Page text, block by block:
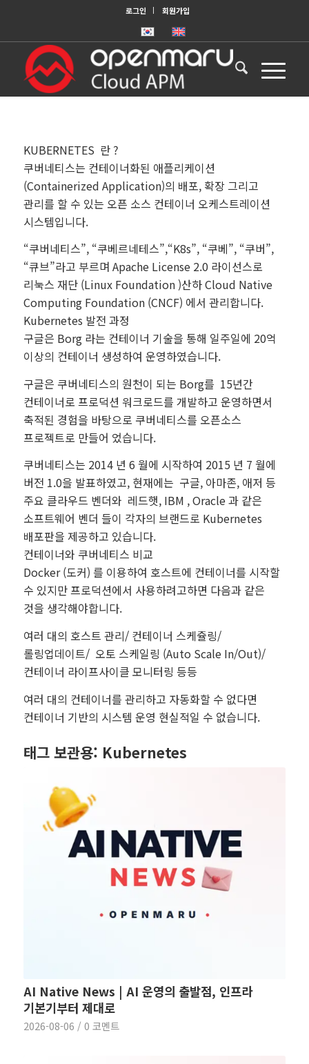
로그인 회원가입
KUBERNETES 란 ?
쿠버네티스는 컨테이너화된 애플리케이션
(Containerized Application)의 배포, 확장 그리고
관리를 할 수 있는 오픈 소스 컨테이너 오케스트레이션
시스템입니다.
“쿠버네티스”, “쿠베르네테스”,“K8s”, “쿠베”, “쿠버”,
“큐브”라고 부르며 Apache License 2.0 라이선스로
리눅스 재단 (Linux Foundation )산하 Cloud Native
Computing Foundation (CNCF) 에서 관리합니다.
Kubernetes 발전 과정
구글은 Borg 라는 컨테이너 기술을 통해 일주일에 20억
이상의 컨테이너 생성하여 운영하였습니다.
구글은 쿠버네티스의 원천이 되는 Borg를 15년간
컨테이너로 프로덕션 워크로드를 개발하고 운영하면서
축적된 경험을 바탕으로 쿠버네티스를 오픈소스
프로젝트로 만들어 었습니다.
쿠버네티스는 2014 년 6 월에 시작하여 2015 년 7 월에
버전 1.0을 발표하였고, 현재에는 구글, 아마존, 애저 등
주요 클라우드 벤더와 레드햇, IBM , Oracle 과 같은
소프트웨어 벤더 들이 각자의 브랜드로 Kubernetes
배포판을 제공하고 있습니다.
컨테이너와 쿠버네티스 비교
Docker (도커) 를 이용하여 호스트에 컨테이너를 시작할
수 있지만 프로덕션에서 사용하려고하면 다음과 같은
것을 생각해야합니다.
여러 대의 호스트 관리/ 컨테이너 스케쥴링/
롤링업데이트/ 오토 스케일링 (Auto Scale In/Out)/
컨테이너 라이프사이클 모니터링 등등
여러 대의 컨테이너를 관리하고 자동화할 수 없다면
컨테이너 기반의 시스템 운영 현실적일 수 없습니다.
태그 보관용: Kubernetes
AI Native News | AI 운영의 출발점, 인프라
기본기부터 제대로
2026-08-06 / 0 코멘트